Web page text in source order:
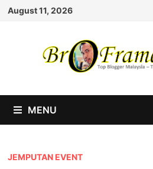
Skip
August 11, 2026
MENU
JEMPUTAN EVENT